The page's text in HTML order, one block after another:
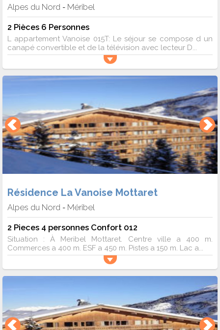
Alpes du Nord - Méribel
2 Pièces 6 Personnes
L appartement Vanoise 015T: Le séjour se compose d un
canapé convertible et de la télévision avec lecteur D...
Résidence La Vanoise Mottaret
Alpes du Nord - Méribel
2 Pieces 4 personnes Confort 012
Situation : À Meribel Mottaret. Centre ville a 400 m.
Commerces a 400 m. ESF a 450 m. Pistes a 150 m. Lac a...